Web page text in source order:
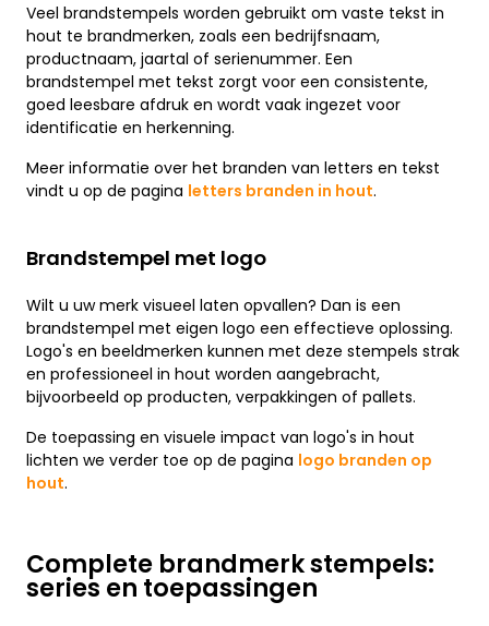
Veel brandstempels worden gebruikt om vaste tekst in
hout te brandmerken, zoals een bedrijfsnaam,
productnaam, jaartal of serienummer. Een
brandstempel met tekst zorgt voor een consistente,
goed leesbare afdruk en wordt vaak ingezet voor
identificatie en herkenning.
Meer informatie over het branden van letters en tekst
vindt u op de pagina letters branden in hout.
Brandstempel met logo
Wilt u uw merk visueel laten opvallen? Dan is een
brandstempel met eigen logo een effectieve oplossing.
Logo's en beeldmerken kunnen met deze stempels strak
en professioneel in hout worden aangebracht,
bijvoorbeeld op producten, verpakkingen of pallets.
De toepassing en visuele impact van logo's in hout
lichten we verder toe op de pagina logo branden op
hout.
Complete brandmerk stempels:
series en toepassingen